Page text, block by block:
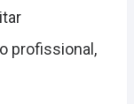
profissional,